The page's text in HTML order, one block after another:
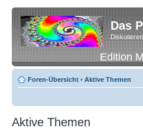
Das
Edition
Foren-Übersicht • Aktive Themen
Aktive Themen